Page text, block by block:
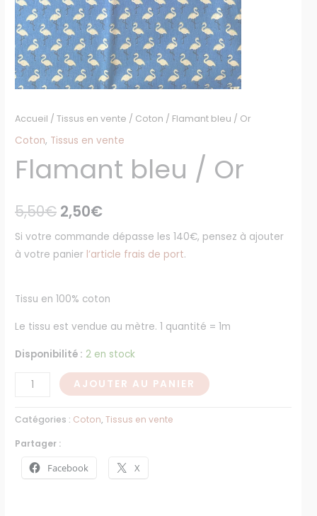
Accueil /Tissus en vente / Coton / Flamant bleu / Or
Coton, Tissus en vente
Flamant bleu / Or
5,50€ 2,50€
Si votre commande dépasse les 140€, pensez à ajouter
à votre panier l’article frais de port.
Tissu en 100% coton
Le tissu est vendue au mètre. 1 quantité = 1m
Disponibilité : 2 en stock
AJOUTER AU PANIER
Catégories : Coton,Tissus en vente
Partager :
Facebook X